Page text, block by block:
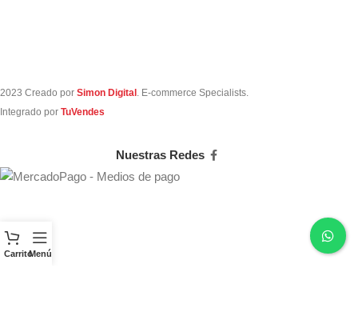
2023 Creado por Simon Digital . E-commerce Specialists.
Integrado por TuVendes
Nuestras Redes
CarritoMenú